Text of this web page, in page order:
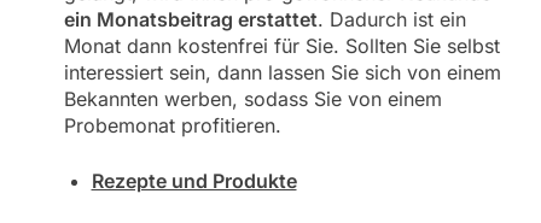
ein Monatsbeitrag erstattet. Dadurch ist ein
Monat dann kostenfrei für Sie. Sollten Sie selbst
interessiert sein, dann lassen Sie sich von einem
Bekannten werben, sodass Sie von einem
Probemonat profitieren.
Rezepte und Produkte